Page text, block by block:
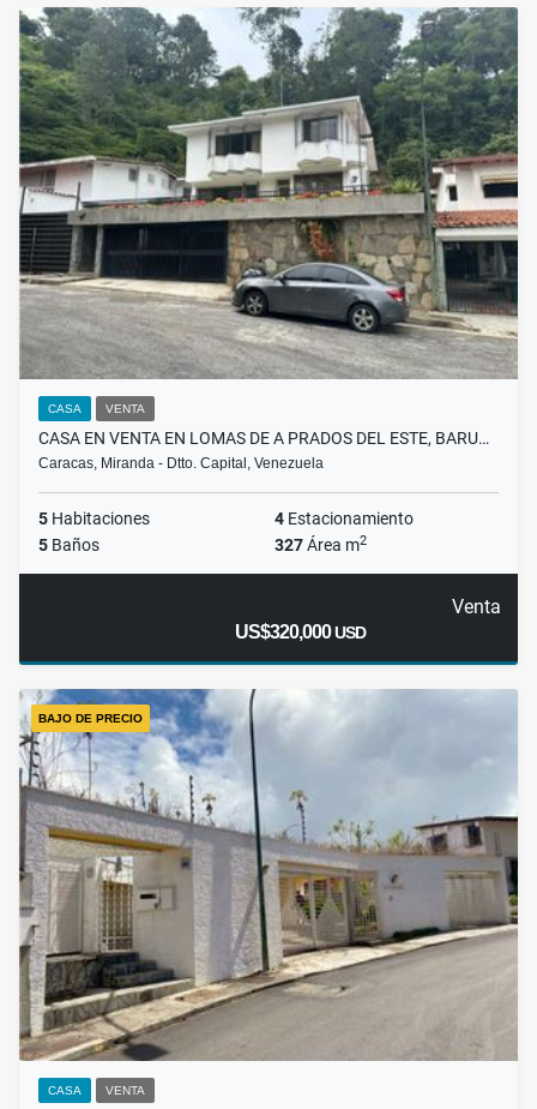
CASA VENTA
CASA EN VENTA EN LOMAS DE A PRADOS DEL ESTE, BARU…
Caracas, Miranda - Dtto. Capital, Venezuela
5 Habitaciones 4 Estacionamiento
5 Baños 327Área m2
Venta
US$320,000USD
BAJO DE PRECIO
CASA VENTA